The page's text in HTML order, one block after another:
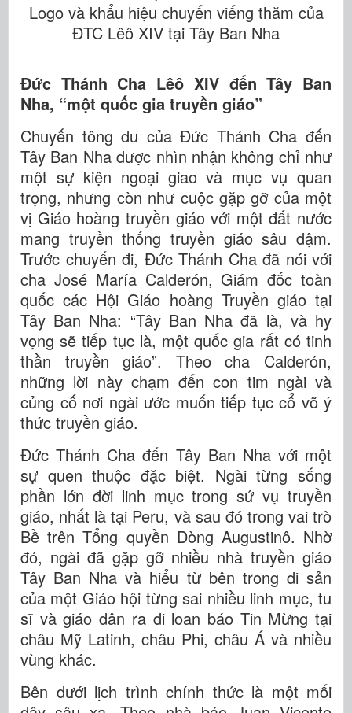
Logo và khẩu hiệu chuyến viếng thăm của
ĐTC Lêô XIV tại Tây Ban Nha
Đức Thánh Cha Lêô XIV đến Tây Ban
Nha, “một quốc gia truyền giáo”
Chuyến tông du của Đức Thánh Cha đến
Tây Ban Nha được nhìn nhận không chỉ như
một sự kiện ngoại giao và mục vụ quan
trọng, nhưng còn như cuộc gặp gỡ của một
vị Giáo hoàng truyền giáo với một đất nước
mang truyền thống truyền giáo sâu đậm.
Trước chuyến đi, Đức Thánh Cha đã nói với
cha José María Calderón, Giám đốc toàn
quốc các Hội Giáo hoàng Truyền giáo tại
Tây Ban Nha: “Tây Ban Nha đã là, và hy
vọng sẽ tiếp tục là, một quốc gia rất có tinh
thần truyền giáo”. Theo cha Calderón,
những lời này chạm đến con tim ngài và
củng cố nơi ngài ước muốn tiếp tục cổ võ ý
thức truyền giáo.
Đức Thánh Cha đến Tây Ban Nha với một
sự quen thuộc đặc biệt. Ngài từng sống
phần lớn đời linh mục trong sứ vụ truyền
giáo, nhất là tại Peru, và sau đó trong vai trò
Bề trên Tổng quyền Dòng Augustinô. Nhờ
đó, ngài đã gặp gỡ nhiều nhà truyền giáo
Tây Ban Nha và hiểu từ bên trong di sản
của một Giáo hội từng sai nhiều linh mục, tu
sĩ và giáo dân ra đi loan báo Tin Mừng tại
châu Mỹ Latinh, châu Phi, châu Á và nhiều
vùng khác.
Bên dưới lịch trình chính thức là một mối